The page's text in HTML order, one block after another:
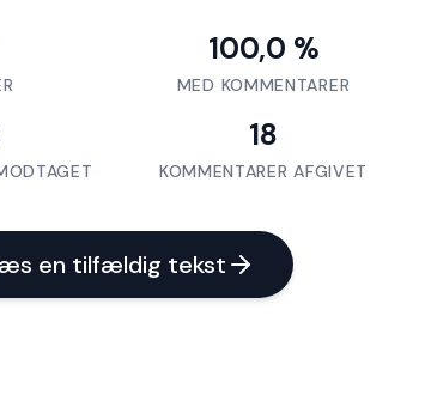
100,0 %
MED KOMMENTARER
18
KOMMENTARER AFGIVET
en tilfældig tekst